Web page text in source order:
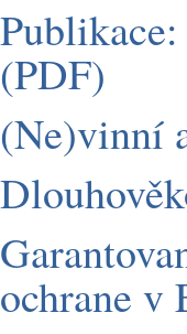
(PDF)
(Ne)vinní
ochrane v